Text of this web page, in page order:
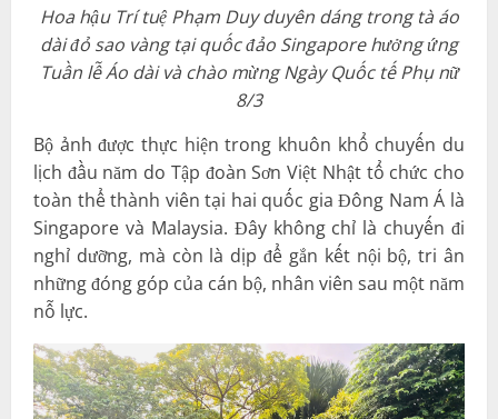
Hoa hậu Trí tuệ Phạm Duy duyên dáng trong tà áo
dài đỏ sao vàng tại quốc đảo Singapore hưởng ứng
Tuần lễ Áo dài và chào mừng Ngày Quốc tế Phụ nữ
8/3
Bộ ảnh được thực hiện trong khuôn khổ chuyến du
lịch đầu năm do Tập đoàn Sơn Việt Nhật tổ chức cho
toàn thể thành viên tại hai quốc gia Đông Nam Á là
Singapore và Malaysia. Đây không chỉ là chuyến đi
nghỉ dưỡng, mà còn là dịp để gắn kết nội bộ, tri ân
những đóng góp của cán bộ, nhân viên sau một năm
nỗ lực.